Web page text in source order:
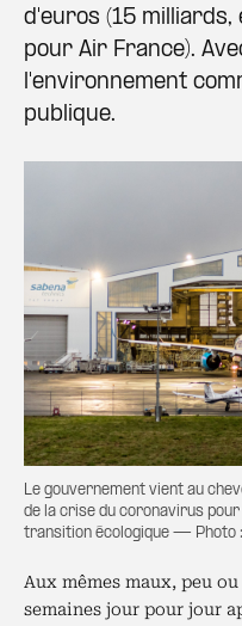
d'euros (15 milliards,
pour Air France).
l'environnement
publique.
Le gouvernement vient au
de la crise du coronavirus
transition écologique — Photo
Aux mêmes maux, peu
semaines jour pour jour